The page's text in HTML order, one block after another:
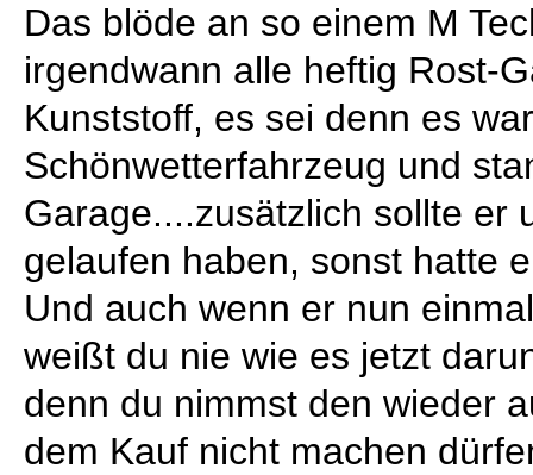
Das blöde an so einem M
irgendwann alle heftig Rost-
Kunststoff, es sei denn es
Schönwetterfahrzeug und
Garage....zusätzlich sollte er
gelaufen haben, sonst hatte
Und auch wenn er nun
weißt du nie wie es jetzt
denn du nimmst den wieder
dem Kauf nicht machen